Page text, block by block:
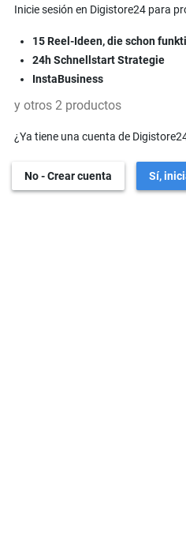
Inicie sesión en Digistore24 para
15 Reel-Ideen, die schon
24h Schnellstart Strategie
InstaBusiness
y otros 2 productos
¿Ya tiene una cuenta de
No - Crear cuenta Sí,